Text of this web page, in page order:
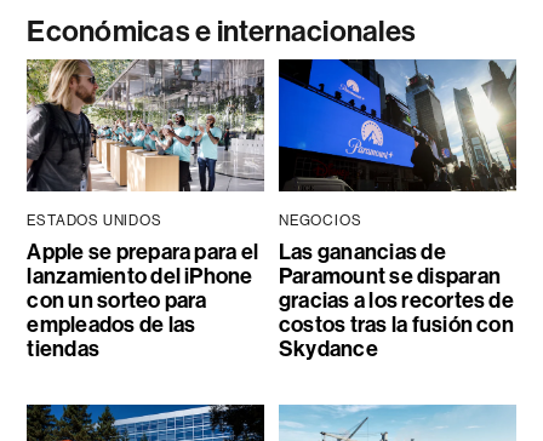
Económicas e internacionales
ESTADOS UNIDOS
Apple se prepara para el
lanzamiento del iPhone
con un sorteo para
empleados de las
tiendas
NEGOCIOS
Las ganancias de
Paramount se disparan
gracias a los recortes de
costos tras la fusión con
Skydance